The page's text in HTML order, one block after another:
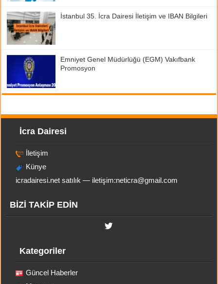
İstanbul 35. İcra Dairesi İletişim ve IBAN Bilgileri
Emniyet Genel Müdürlüğü (EGM) Vakıfbank
Promosyon
İcra Dairesi
İletişim
Künye
icradairesi.net satılık — iletişim:neticra@gmail.com
BİZİ TAKİP EDİN
Kategoriler
Güncel Haberler